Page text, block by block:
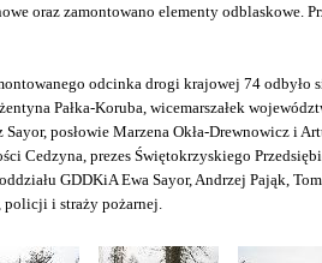
oraz zamontowano elementy odblaskowe.
odcinka drogi krajowej 74 odbyło
Pałka-Koruba, wicemarszałek
posłowie Marzena Okła-Drewnowicz i
Cedzyna, prezes Świętokrzyskiego
GDDKiA Ewa Sayor, Andrzej Pająk,
policji i straży pożarnej.